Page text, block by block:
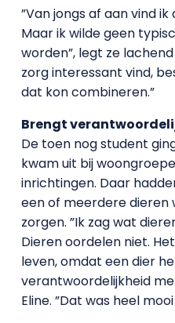
”Van jongs af aan vind
Maar ik wilde geen
worden”, legt ze
zorg interessant vind,
dat kon combineren.”
Brengt
De toen nog student
kwam uit bij
inrichtingen. Daar
een of meerdere dieren
zorgen. ”Ik zag wat
Dieren oordelen niet.
leven, omdat een dier
verantwoordelijkheid
Eline. ”Dat was heel